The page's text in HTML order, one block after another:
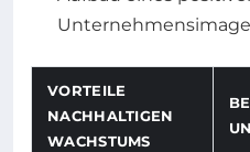
VORTEILE
NACHHALTIGEN
WACHSTUMS